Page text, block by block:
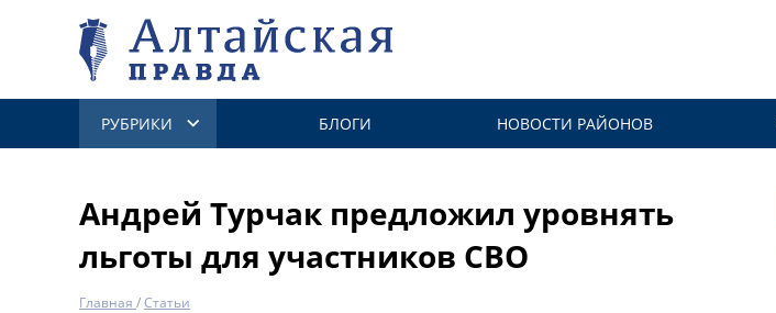
РУБРИКИ БЛОГИ НОВОСТИ РАЙОНОВ
Андрей Турчак предложил уровнять
льготы для участников СВО
Главная /Статьи